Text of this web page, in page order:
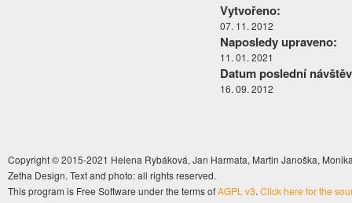
Vytvořeno:
07. 11. 2012
Naposledy upraveno:
11. 01. 2021
Datum poslední
16. 09. 2012
Copyright © 2015-2021 Helena Rybáková, Jan Harmata, Martin Janoška,
Zetha Design. Text and photo: all rights reserved.
This program is Free Software under the terms ofAGPL v3. Click here for the